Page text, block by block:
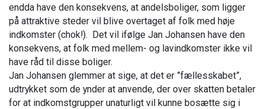
endda have den konsekvens, at andelsboliger, som ligger
på attraktive steder vil blive overtaget af folk med høje
indkomster (chok!). Det vil ifølge Jan Johansen have den
konsekvens, at folk med mellem- og lavindkomster ikke vil
have råd til disse boliger.
Jan Johansen glemmer at sige, at det er ”fællesskabet”,
udtrykket som de ynder at anvende, der over skatten betaler
for at indkomstgrupper unaturligt vil kunne bosætte sig i